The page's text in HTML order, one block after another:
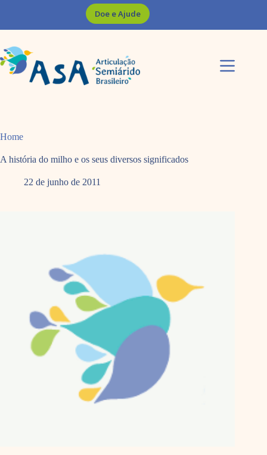
Doe e Ajude
Home
A história do milho e os seus diversos significados
22 de junho de 2011